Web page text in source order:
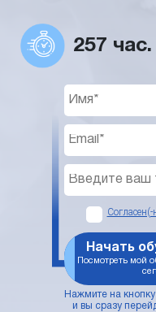
257 час.
Согласен(-
Начать
Посмотреть мой
Нажмите на
и вы сразу